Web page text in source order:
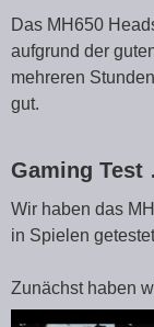
Das MH650
aufgrund der
mehreren
gut.
Gaming Test
Wir haben das
in Spielen
Zunächst haben